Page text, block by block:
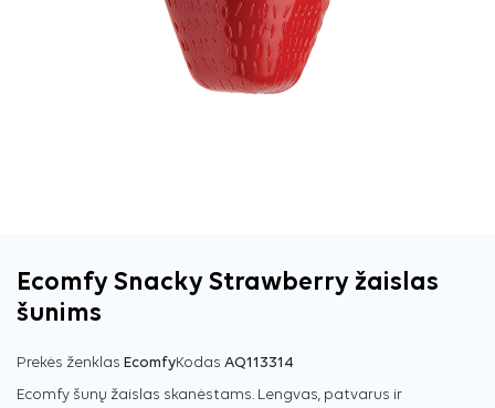
Ecomfy Snacky Strawberry žaislas
šunims
Prekės ženklas EcomfyKodas AQ113314
Ecomfy šunų žaislas skanėstams. Lengvas, patvarus ir